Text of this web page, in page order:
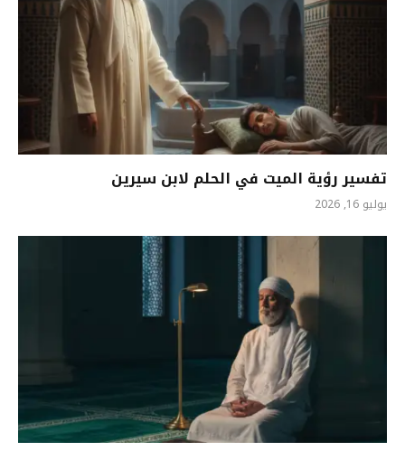
تفسير رؤية الميت في الحلم لابن سيرين
يوليو 16, 2026